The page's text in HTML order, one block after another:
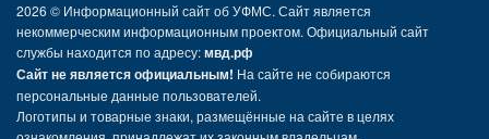
2026 © Информационный сайт об УФМС. Сайт является
некоммерческим информационным проектом. Официальный сайт
службы находится по адресу:мвд.рф
Сайт не является официальным! На сайте не собираются
персональные данные пользователей.
Логотипы и товарные знаки, размещённые на сайте в целях